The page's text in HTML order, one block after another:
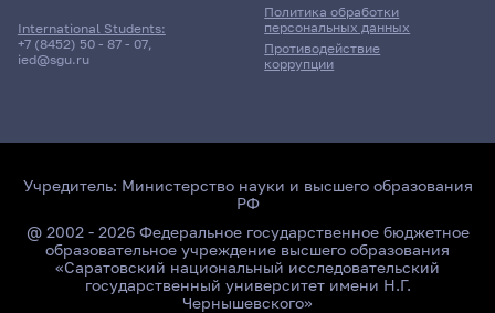
International Students:
+7 (8452) 50 - 87 - 07,
ied@sgu.ru
Политика обработки
персональных данных
Противодействие
коррупции
Учредитель: Министерство науки и высшего образования
РФ
@ 2002 - 2026 Федеральное государственное бюджетное
образовательное учреждение высшего образования
«Саратовский национальный исследовательский
государственный университет имени Н.Г.
Чернышевского»